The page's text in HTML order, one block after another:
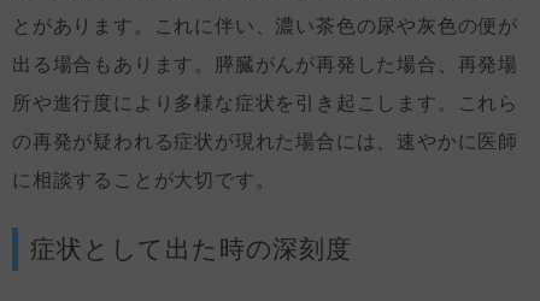
とがあります。これに伴い、濃い茶色の尿や灰色の便が
出る場合もあります。膵臓がんが再発した場合、再発場
所や進行度により多様な症状を引き起こします。これら
の再発が疑われる症状が現れた場合には、速やかに医師
に相談することが大切です。
症状として出た時の深刻度